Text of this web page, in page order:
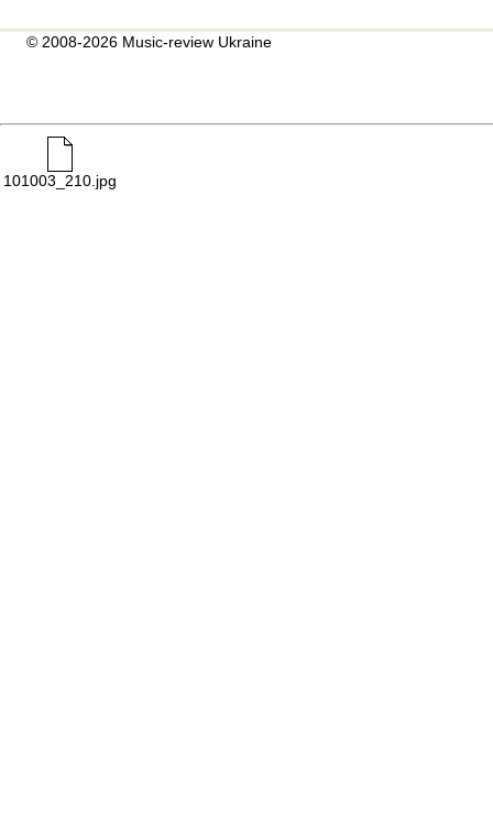
© 2008-2026 Music-review Ukraine
101003_210.jpg